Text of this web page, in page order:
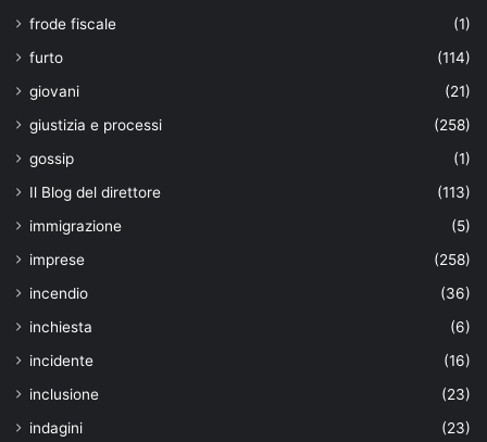
frode fiscale
(1)
furto
(114)
giovani
(21)
giustizia e processi
(258)
gossip
(1)
Il Blog del direttore
(113)
immigrazione
(5)
imprese
(258)
incendio
(36)
inchiesta
(6)
incidente
(16)
inclusione
(23)
indagini
(23)